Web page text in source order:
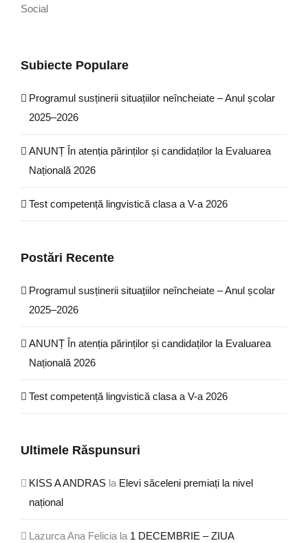
Social
Subiecte Populare
Programul susținerii situațiilor neîncheiate – Anul școlar
2025–2026
ANUNȚ În atenția părinților și candidaților la Evaluarea
Națională 2026
Test competență lingvistică clasa a V-a 2026
Postări Recente
Programul susținerii situațiilor neîncheiate – Anul școlar
2025–2026
ANUNȚ În atenția părinților și candidaților la Evaluarea
Națională 2026
Test competență lingvistică clasa a V-a 2026
Ultimele Răspunsuri
KISS A ANDRASla Elevi săceleni premiați la nivel
național
Lazurca Ana Feliciala 1 DECEMBRIE – ZIUA